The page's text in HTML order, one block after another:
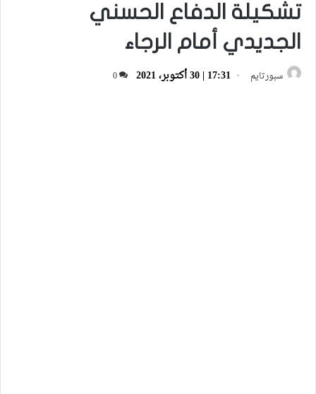
تشكيلة الدفاع الحسني
الجديدي أمام الرجاء
سبورتايم 17:31 | 30 أكتوبر، 2021 0